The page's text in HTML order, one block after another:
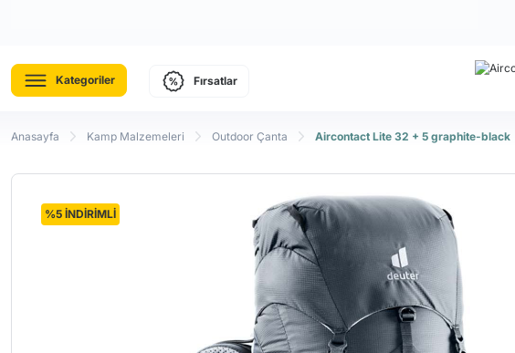
Kategoriler Fırsatlar
Anasayfa Kamp Malzemeleri Outdoor Çanta Aircontact Lite 32 + 5 graphite-black
%5 İNDİRİMLİ